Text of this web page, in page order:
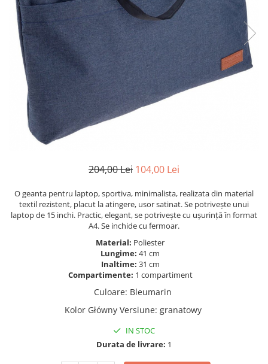
204,00 Lei 104,00 Lei
O geanta pentru laptop, sportiva, minimalista, realizata din material
textil rezistent, placut la atingere, usor satinat. Se potrivește unui
laptop de 15 inchi. Practic, elegant, se potrivește cu ușurință în format
A4. Se inchide cu fermoar.
Material: Poliester
Lungime: 41 cm
Inaltime: 31 cm
Compartimente: 1 compartiment
Culoare: Bleumarin
Kolor Główny Versiune: granatowy
IN STOC
Durata de livrare: 1